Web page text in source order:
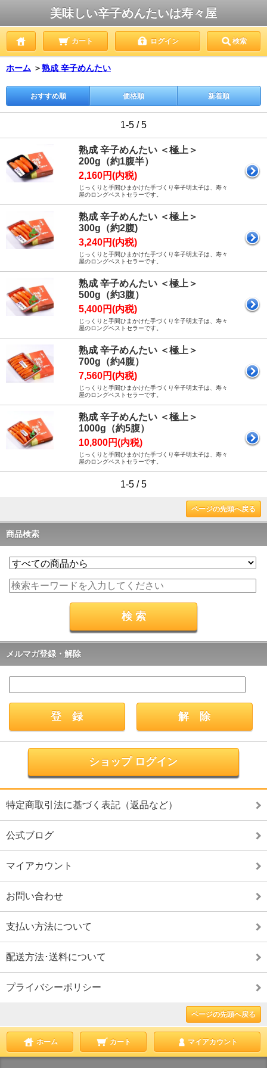
美味しい辛子めんたいは寿々屋
カート ログイン 検索
ホーム ＞熟成 辛子めんたい
おすすめ順 価格順 新着順
1-5 / 5
熟成 辛子めんたい ＜極上＞
200g（約1腹半）
2,160円(内税)
じっくりと手間ひまかけた手づくり辛子明太子は、寿々
屋のロングベストセラーです。
熟成 辛子めんたい ＜極上＞
300g（約2腹)
3,240円(内税)
じっくりと手間ひまかけた手づくり辛子明太子は、寿々
屋のロングベストセラーです。
熟成 辛子めんたい ＜極上＞
500g（約3腹）
5,400円(内税)
じっくりと手間ひまかけた手づくり辛子明太子は、寿々
屋のロングベストセラーです。
熟成 辛子めんたい ＜極上＞
700g（約4腹）
7,560円(内税)
じっくりと手間ひまかけた手づくり辛子明太子は、寿々
屋のロングベストセラーです。
熟成 辛子めんたい ＜極上＞
1000g（約5腹）
10,800円(内税)
じっくりと手間ひまかけた手づくり辛子明太子は、寿々
屋のロングベストセラーです。
1-5 / 5
ページの先頭へ戻る
商品検索
メルマガ登録・解除
ショップ ログイン
特定商取引法に基づく表記（返品など）
公式ブログ
マイアカウント
お問い合わせ
支払い方法について
配送方法･送料について
プライバシーポリシー
ページの先頭へ戻る
ホーム カート マイアカウント